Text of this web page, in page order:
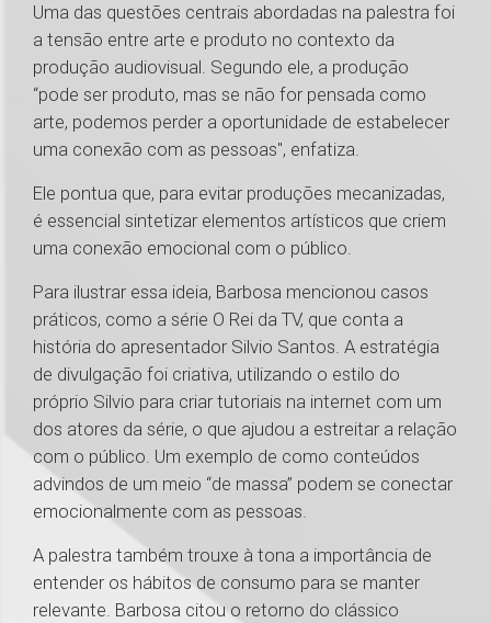
Uma das questões centrais abordadas na palestra foi
a tensão entre arte e produto no contexto da
produção audiovisual. Segundo ele, a produção
“pode ser produto, mas se não for pensada como
arte, podemos perder a oportunidade de estabelecer
uma conexão com as pessoas", enfatiza.
Ele pontua que, para evitar produções mecanizadas,
é essencial sintetizar elementos artísticos que criem
uma conexão emocional com o público.
Para ilustrar essa ideia, Barbosa mencionou casos
práticos, como a série O Rei da TV, que conta a
história do apresentador Silvio Santos. A estratégia
de divulgação foi criativa, utilizando o estilo do
próprio Silvio para criar tutoriais na internet com um
dos atores da série, o que ajudou a estreitar a relação
com o público. Um exemplo de como conteúdos
advindos de um meio “de massa” podem se conectar
emocionalmente com as pessoas.
A palestra também trouxe à tona a importância de
entender os hábitos de consumo para se manter
relevante. Barbosa citou o retorno do clássico